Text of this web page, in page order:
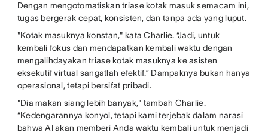
Dengan mengotomatiskan triase kotak masuk semacam ini,
tugas bergerak cepat, konsisten, dan tanpa ada yang luput.
"Kotak masuknya konstan," kata Charlie. “Jadi, untuk
kembali fokus dan mendapatkan kembali waktu dengan
mengalihdayakan triase kotak masuknya ke asisten
eksekutif virtual sangatlah efektif.” Dampaknya bukan hanya
operasional, tetapi bersifat pribadi.
"Dia makan siang lebih banyak," tambah Charlie.
“Kedengarannya konyol, tetapi kami terjebak dalam narasi
bahwa AI akan memberi Anda waktu kembali untuk menjadi